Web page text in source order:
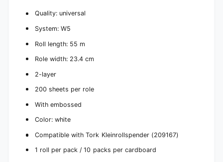
d
b
a
d
(
0
r
l
s
a
d
o
a
d
1
0
o
l
e
s
Quality: universal
System: W5
Roll length: 55 m
Role width: 23.4 cm
2-layer
200 sheets per role
With embossed
Color: white
Compatible with Tork Kleinrollspender (209167)
1 roll per pack / 10 packs per cardboard